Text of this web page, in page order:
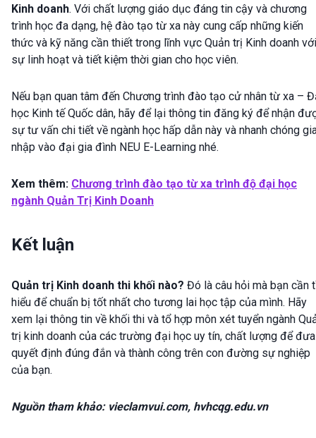
Kinh doanh. Với chất lượng giáo dục đáng tin cậy và chương
trình học đa dạng, hệ đào tạo từ xa này cung cấp những kiến
thức và kỹ năng cần thiết trong lĩnh vực Quản trị Kinh doanh với
sự linh hoạt và tiết kiệm thời gian cho học viên.
Nếu bạn quan tâm đến Chương trình đào tạo cử nhân từ xa –
học Kinh tế Quốc dân, hãy để lại thông tin đăng ký để nhận
sự tư vấn chi tiết về ngành học hấp dẫn này và nhanh chóng
nhập vào đại gia đình NEU E-Learning nhé.
Xem thêm: Chương trình đào tạo từ xa trình độ đại học
ngành Quản Trị Kinh Doanh
Kết luận
Quản trị Kinh doanh thi khối nào? Đó là câu hỏi mà bạn cần
hiểu để chuẩn bị tốt nhất cho tương lai học tập của mình. Hãy
xem lại thông tin về khối thi và tổ hợp môn xét tuyển ngành
trị kinh doanh của các trường đại học uy tín, chất lượng để
quyết định đúng đắn và thành công trên con đường sự nghiệp
của bạn.
Nguồn tham khảo: vieclamvui.com, hvhcqg.edu.vn